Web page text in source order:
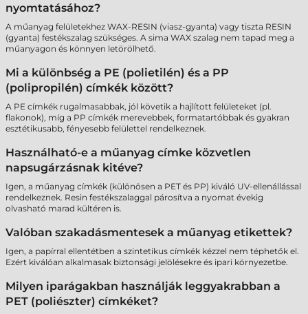
nyomtatásához?
A műanyag felületekhez WAX-RESIN (viasz-gyanta) vagy tiszta RESIN
(gyanta) festékszalag szükséges. A sima WAX szalag nem tapad meg a
műanyagon és könnyen letörölhető.
Mi a különbség a PE (polietilén) és a PP
(polipropilén) címkék között?
A PE címkék rugalmasabbak, jól követik a hajlított felületeket (pl.
flakonok), míg a PP címkék merevebbek, formatartóbbak és gyakran
esztétikusabb, fényesebb felülettel rendelkeznek.
Használható-e a műanyag címke közvetlen
napsugárzásnak kitéve?
Igen, a műanyag címkék (különösen a PET és PP) kiváló UV-ellenállással
rendelkeznek. Resin festékszalaggal párosítva a nyomat évekig
olvasható marad kültéren is.
Valóban szakadásmentesek a műanyag etikettek?
Igen, a papírral ellentétben a szintetikus címkék kézzel nem téphetők el.
Ezért kiválóan alkalmasak biztonsági jelölésekre és ipari környezetbe.
Milyen iparágakban használják leggyakrabban a
PET (poliészter) címkéket?